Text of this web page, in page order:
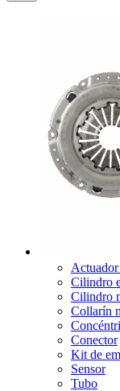
Cilindro
Cilindro
Collarín
Conector
Kit de
Sensor
Tubo